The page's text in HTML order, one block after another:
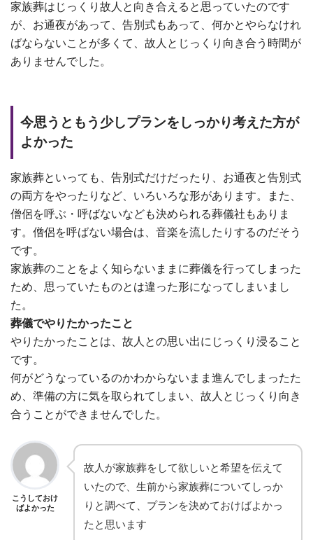
家族葬はじっくり故人と向き合えると思っていたのです
が、お通夜があって、告別式もあって、何かとやらなけれ
ばならないことが多くて、故人とじっくり向き合う時間が
ありませんでした。
今思うともう少しプランをしっかり考えた方が
よかった
家族葬といっても、告別式だけだったり、お通夜と告別式
の両方をやったりなど、いろいろな形があります。また、
僧侶を呼ぶ・呼ばないなども決められる葬儀社もありま
す。僧侶を呼ばない場合は、音楽を流したりするのだそう
です。
家族葬のことをよく知らないままに葬儀を行ってしまった
ため、思っていたものとは違った形になってしまいまし
た。
葬儀でやりたかったこと
やりたかったことは、故人との思い出にじっくり浸ること
です。
何がどうなっているのかわからないまま進んでしまったた
め、準備の方に気を取られてしまい、故人とじっくり向き
合うことができませんでした。
こうしておけ
ばよかった
故人が家族葬をして欲しいと希望を伝えて
いたので、生前から家族葬についてしっか
りと調べて、プランを決めておけばよかっ
たと思います